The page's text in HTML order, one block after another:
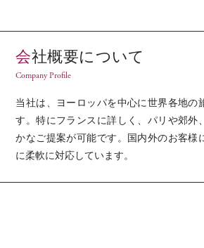
会社概要について
Company Profile
当社は、ヨーロッパを中心に世界各地の
す。特にフランスに詳しく、パリや郊外
かなご提案が可能です。国内外のお客様
に柔軟に対応しています。